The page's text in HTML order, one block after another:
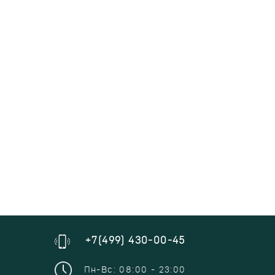
+7(499) 430-00-45
Пн-Вс: 08:00 - 23:00